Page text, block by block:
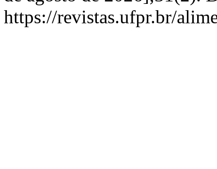
https://revistas.ufpr.br/